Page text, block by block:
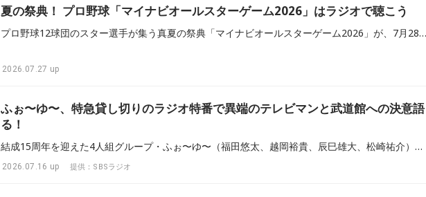
夏の祭典！ プロ野球「マイナビオールスターゲーム2026」はラジオで聴こう
プロ野球12球団のスター選手が集う真夏の祭典「マイナビオールスターゲーム2026」が、7月28日（火）・29日（水）に開催されます。（第1戦：東京ドーム、第2戦：富山市民球場）セ・リーグからは、ファン投票で両リーグ最多の79万498票を集めた森下翔太選手（阪神）や同じく70万票超えの佐藤輝明選手（阪神）、パ・リーグからはリーグトップの支持を集めた万波中正選手（日本ハム）や注目の初選出・西川史礁選手（ロッテ）らが選出されました。注目のオールスター戦は、ぜひradiko（ラジコ）でお楽しみください！
2026.07.27 up
ふぉ〜ゆ〜、特急貸し切りのラジオ特番で異端のテレビマンと武道館への決意語
る！
結成15周年を迎えた4人組グループ・ふぉ〜ゆ〜（福田悠太、越岡裕貴、辰巳雄大、松崎祐介）の未来を語り合うSBSラジオの特別番組『ふぉゆ藤会議室。』第3弾が、7月10日に放送された。
2026.07.16 up 提供：SBSラジオ